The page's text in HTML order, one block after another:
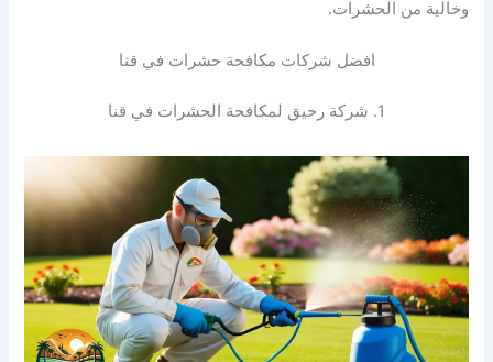
وخالية من الحشرات.
افضل شركات مكافحة حشرات في قنا
1. شركة رحيق لمكافحة الحشرات في قنا